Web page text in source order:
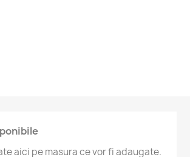
aici pe masura ce vor fi adaugate.